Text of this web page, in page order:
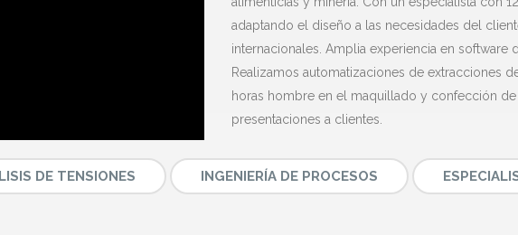
adaptando el diseño a las necesidades del
internacionales. Amplia experiencia en software
Realizamos automatizaciones de extracciones
horas hombre en el maquillado y confección
presentaciones a clientes.
DE TENSIONES INGENIERÍA DE PROCESOS